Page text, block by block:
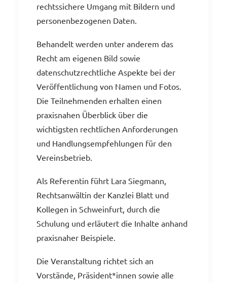
rechtssichere Umgang mit Bildern und
personenbezogenen Daten.
Behandelt werden unter anderem das
Recht am eigenen Bild sowie
datenschutzrechtliche Aspekte bei der
Veröffentlichung von Namen und Fotos.
Die Teilnehmenden erhalten einen
praxisnahen Überblick über die
wichtigsten rechtlichen Anforderungen
und Handlungsempfehlungen für den
Vereinsbetrieb.
Als Referentin führt Lara Siegmann,
Rechtsanwältin der Kanzlei Blatt und
Kollegen in Schweinfurt, durch die
Schulung und erläutert die Inhalte anhand
praxisnaher Beispiele.
Die Veranstaltung richtet sich an
Vorstände, Präsident*innen sowie alle